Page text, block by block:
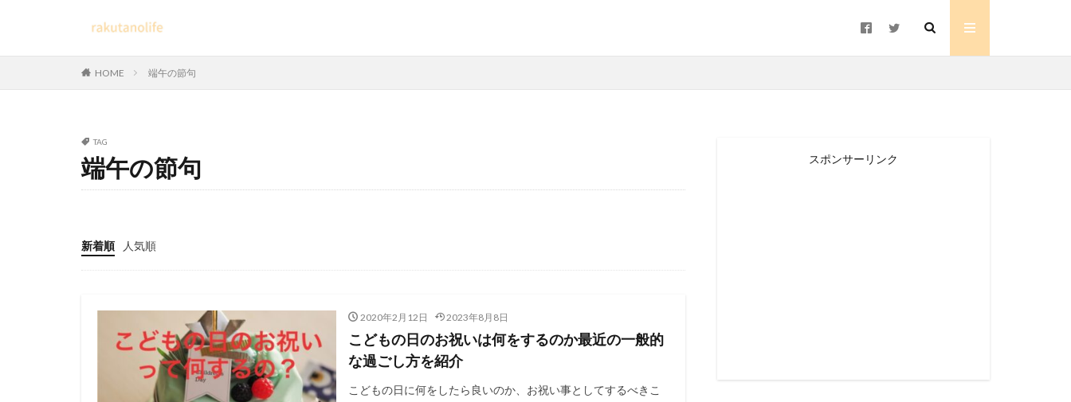
HOME 端午の節句
TAG
端午の節句
新着順 人気順
2020年2月12日 2023年8月8日
こどもの日のお祝いは何をするのか最近の一般的
な過ごし方を紹介
こどもの日に何をしたら良いのか、お祝い事としてするべきこ
スポンサーリンク